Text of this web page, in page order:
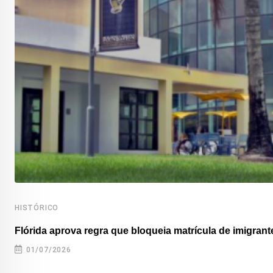
HISTÓRICO
Flórida aprova regra que bloqueia matrícula de
01/07/2026